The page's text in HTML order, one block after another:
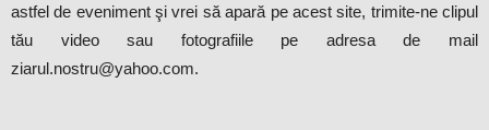
astfel de eveniment şi vrei să apară pe acest site, trimite-ne clipul
tău video sau fotografiile pe adresa de mail
ziarul.nostru@yahoo.com.